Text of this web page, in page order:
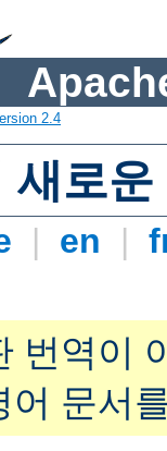
2.4
로운
| en |
번역이
어 문서